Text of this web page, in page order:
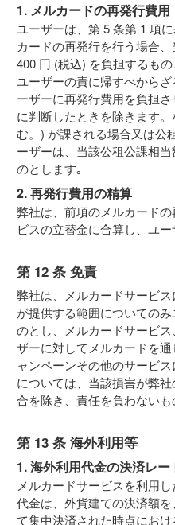
1. メルカードの再発行費用
ユーザーは、第 5 条第 1 項
カードの再発行を行う場合
400 円 (税込) を負担するも
ユーザーの責に帰すべから
ーザーに再発行費用を負担
に判断したときを除きます
む。) が課される場合又は公
ーザーは、当該公租公課相
のとします｡
2. 再発行費用の精算
弊社は、前項のメルカード
ビスの立替金に合算し、ユー
第 12 条 免責
弊社は、メルカードサービ
が提供する範囲についての
のとし、メルカードサービ
ザーに対してメルカードを
ャンペーンその他のサービ
については、当該損害が弊
合を除き、責任を負わないも
第 13 条 海外利用等
1. 海外利用代金の決済レー
メルカードサービスを利用
代金は、外貨建ての決済額
て集中決済された時点にお